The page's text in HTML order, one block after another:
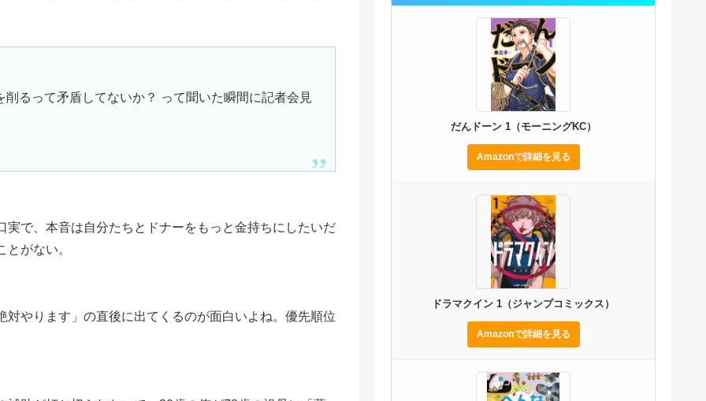
るって矛盾してないか？ って聞いた瞬間に記者会見
で、本音は自分たちとドナーをもっと金持ちにしたいだ
がない。
やります」の直後に出てくるのが面白いよね。優先順位
だんドーン 1（モーニングKC）
Amazonで詳細を見る
ドラマクイン 1（ジャンプコミックス）
Amazonで詳細を見る